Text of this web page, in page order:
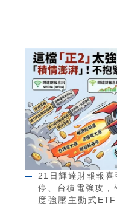
21日輝達財報報
停、台積電強攻
度強壓主動式